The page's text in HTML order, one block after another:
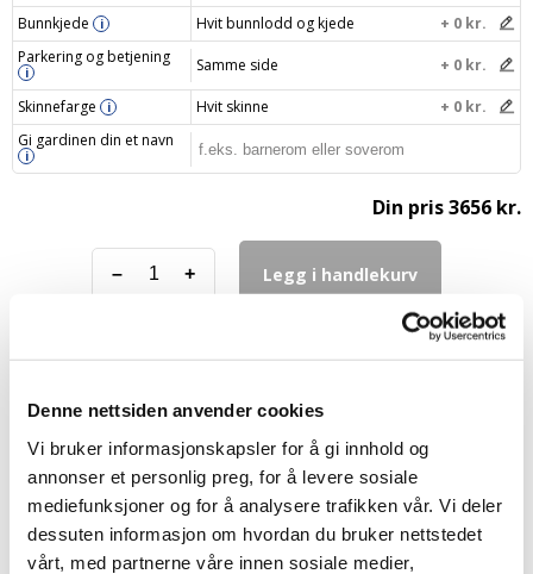
Denne nettsiden anvender cookies
Vi bruker informasjonskapsler for å gi innhold og
annonser et personlig preg, for å levere sosiale
mediefunksjoner og for å analysere trafikken vår. Vi deler
dessuten informasjon om hvordan du bruker nettstedet
vårt, med partnerne våre innen sosiale medier,
Bunnkjede i Hvit bunnlodd og kjede
+ 0 kr.
Parkering og betjening
i Samme side + 0 kr.
Skinnefarge i Hvit skinne
+ 0 kr.
Gi gardinen din et navn
i
Din pris3656 kr.
– + Legg i handlekurv
FAQ – Lystette lamellgardiner
Hvordan måler jeg riktig til mine nye
lamellgardiner?